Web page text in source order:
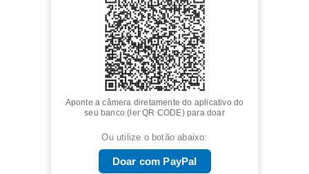
Aponte a câmera diretamente do aplicativo do
seu banco (ler QR CODE) para doar
Ou utilize o botão abaixo:
Doar com PayPal